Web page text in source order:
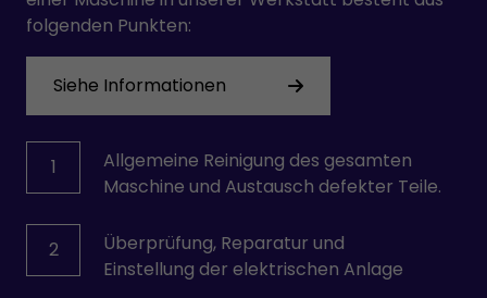
folgenden Punkten:
Siehe Informationen
1
Allgemeine Reinigung des gesamten
Maschine und Austausch defekter Teile.
2
Überprüfung, Reparatur und
Einstellung der elektrischen Anlage